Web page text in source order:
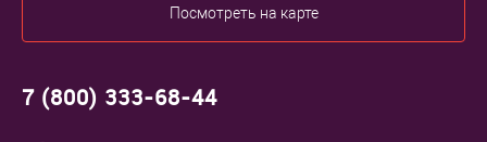
Посмотреть на карте
7 (800) 333-68-44